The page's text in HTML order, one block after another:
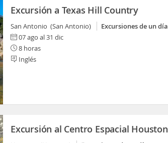
Excursión a Texas Hill Country
San Antonio (San Antonio)
Excursiones de un día
07 ago al 31 dic
8 horas
Inglés
Excursión al Centro Espacial Houston